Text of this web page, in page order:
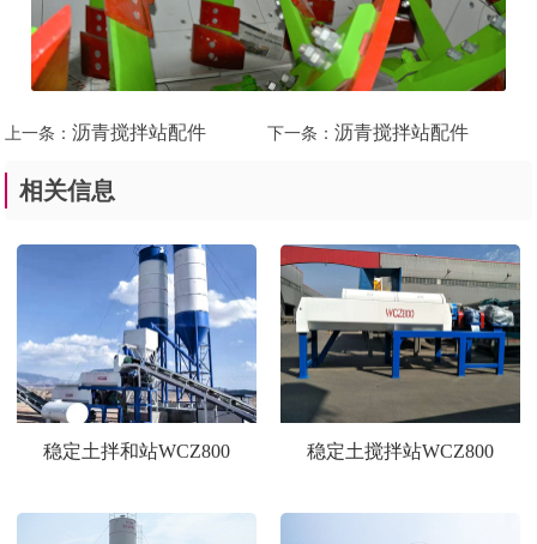
上一条：沥青搅拌站配件 下一条：沥青搅拌站配件
相关信息
稳定土拌和站WCZ800 稳定土搅拌站WCZ800